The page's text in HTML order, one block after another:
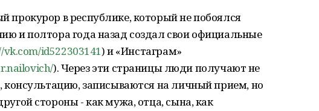
прокурор в республике, который не побоялся
и полтора года назад создал свои официальные
vk.com/id522303141) и «Инстаграм»
). Через эти страницы люди получают не
консультацию, записываются на личный прием, но
стороны - как мужа, отца, сына, как